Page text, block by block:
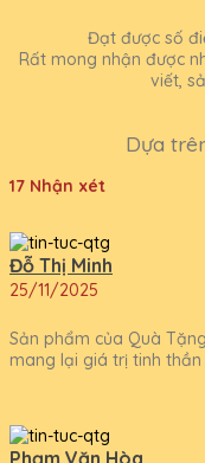
Đạt được số
Rất mong nhận được
viết,
Dựa
17 Nhận xét
Đỗ Thị Minh
25/11/2025
Sản phẩm của Quà
mang lại giá trị tinh
Phạm Văn Hòa